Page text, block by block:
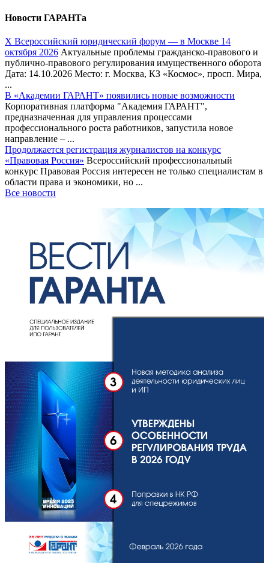
Новости ГАРАНТа
Х Всероссийский юридический форум — в Москве 14
октября 2026 Актуальные проблемы гражданско-правового и
публично-правового регулирования имущественного оборота
Дата: 14.10.2026 Место: г. Москва, КЗ «Космос», просп. Мира,
...
В «Академии ГАРАНТ» появились новые возможности
Корпоративная платформа "Академия ГАРАНТ",
предназначенная для управления процессами
профессионального роста работников, запустила новое
направление – ...
Продолжается регистрация журналистов на конкурс
«Правовая Россия» Всероссийский профессиональный
конкурс Правовая Россия интересен не только специалистам в
области права и экономики, но ...
Все новости